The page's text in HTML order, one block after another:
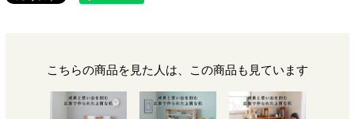
こちらの商品を見た人は、この商品も見ています